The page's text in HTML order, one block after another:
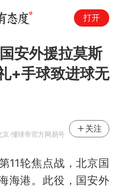
打开
安外援拉莫斯
+手球致进球无
京·懂球帝官方网易号
关注
11轮焦点战，北京国
海港。此役，国安外